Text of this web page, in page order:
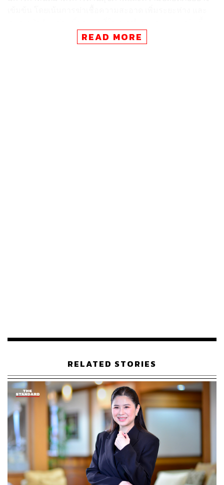
โรคในห้องพัก ห้องจัดเลี้ยง และพื้นที่ส่วนกลาง ให้บริการเจล
ล้างมือในพื้นที่ส่วนกลาง เพิ่มระยะห่างของโต๊ะและที่นั่งใน
ระบาดในประเทศเริ่มเข้าสู่ภาวะผ่อนคลายและมีการผ่อน
ปรนมาตรการต่างๆ แล้ว กลุ่มดุสิตธานีได้พยายามจัดเตรียม
ความพร้อมในการต้อนรับลูกค้าเพื่อสร้างความมั่นใจให้กับ
นักท่องเที่ยว
“การทำตลาดช่วงแรก เรามุ่งเน้นไปที่การท่องเที่ยวภายใน
ประเทศเป็นสิ่งแรกเพื่อเป็นส่วนหนึ่งในการช่วยฟื้นฟู
อุตสาหกรรมการท่องเที่ยวของไทย เพราะในส่วนของตลาด
ต่างประเทศนั้นคาดว่าอาจจะต้องใช้เวลาอีกพอสมควรใน
การกลับมาอยู่ในภาวะปกติ ซึ่งขึ้นอยู่กับความรุนแรงของ
สถานการณ์และข้อจำกัดในการเดินทางในประเทศนั้น”
READ MORE
RELATED STORIES